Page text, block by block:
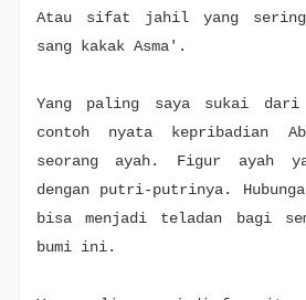
Atau sifat jahil yang sering
sang kakak Asma'.
Yang paling saya sukai
contoh nyata kepribadian
seorang ayah. Figur ayah
dengan putri-putrinya.
bisa menjadi teladan bagi
bumi ini.